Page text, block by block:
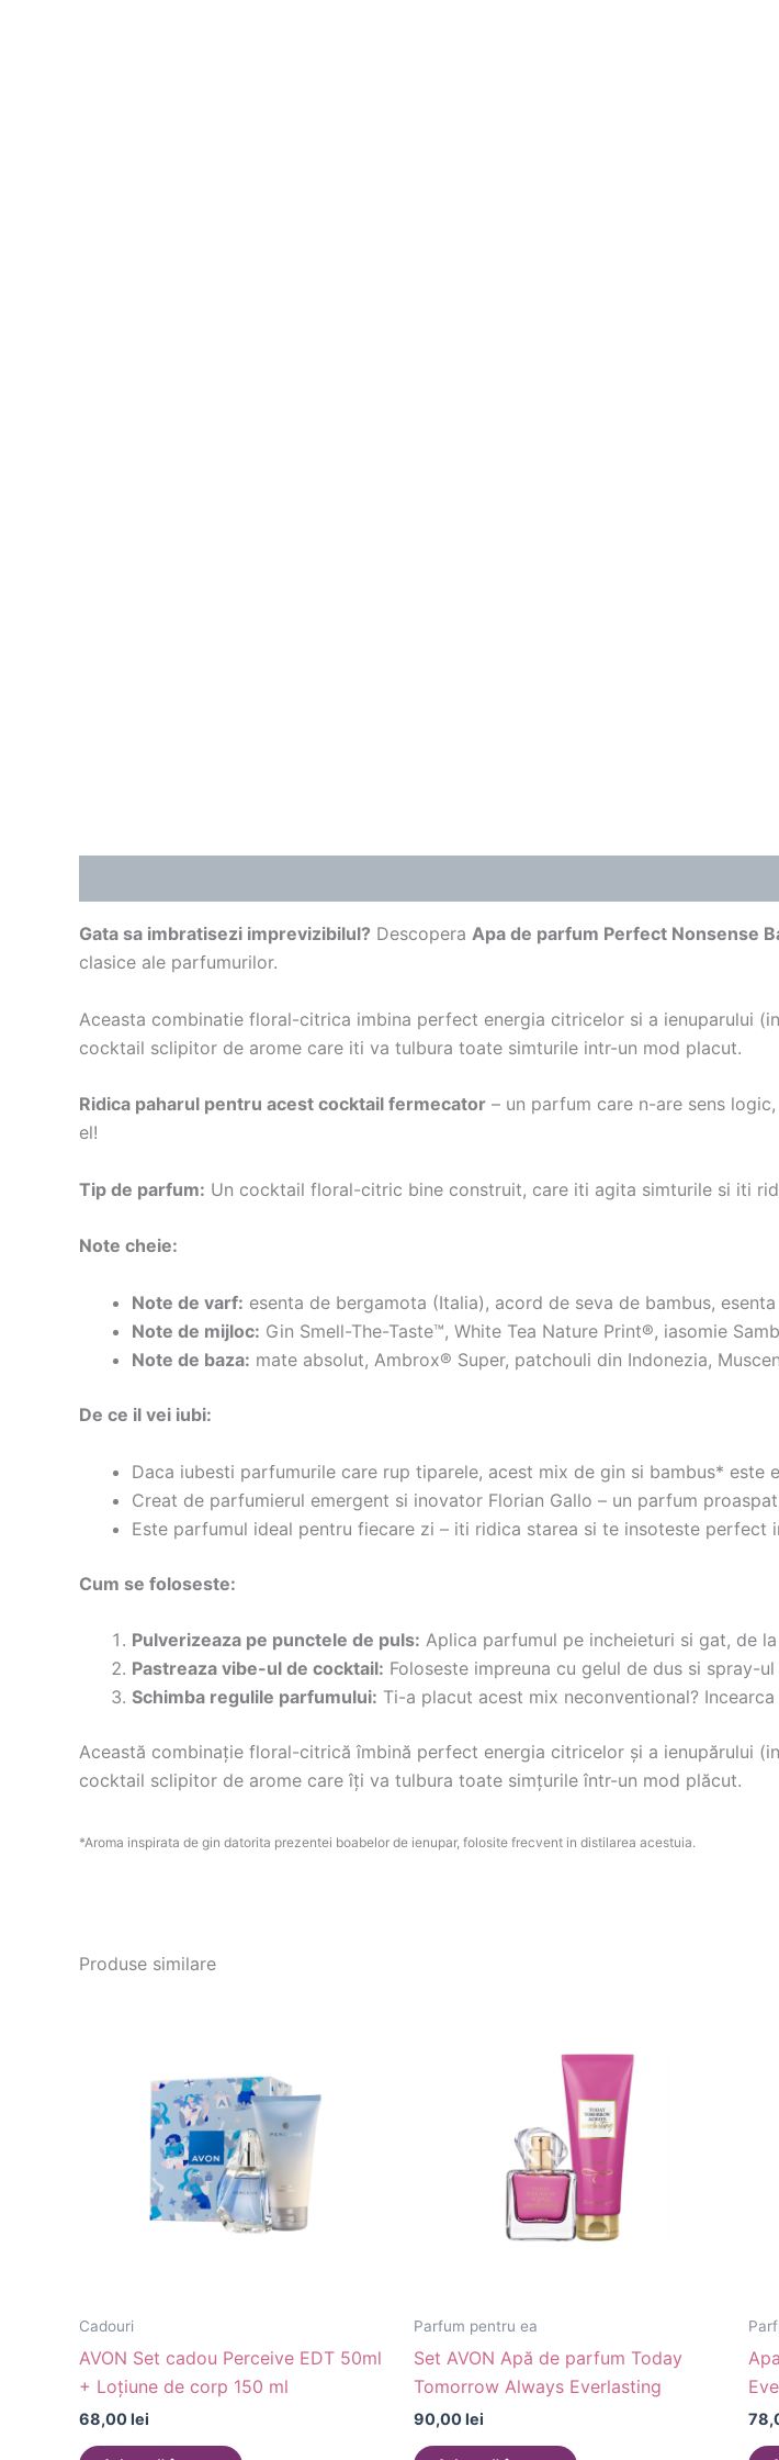
Gata sa imbratisezi imprevizibilul? Descopera Apa de parfum Perfect Nonsense
clasice ale parfumurilor.
Aceasta combinatie floral-citrica imbina perfect energia citricelor si a ienuparului
cocktail sclipitor de arome care iti va tulbura toate simturile intr-un mod placut.
Ridica paharul pentru acest cocktail fermecator – un parfum care n-are sens
el!
Tip de parfum: Un cocktail floral-citric bine construit, care iti agita simturile si iti
Note cheie:
Note de varf: esenta de bergamota (Italia), acord de seva de bambus,
Note de mijloc: Gin Smell-The-Taste™, White Tea Nature Print®, iasomie
Note de baza: mate absolut, Ambrox® Super, patchouli din Indonezia,
De ce il vei iubi:
Daca iubesti parfumurile care rup tiparele, acest mix de gin si bambus*
Creat de parfumierul emergent si inovator Florian Gallo – un parfum
Este parfumul ideal pentru fiecare zi – iti ridica starea si te insoteste perfect
Cum se foloseste:
Pulverizeaza pe punctele de puls: Aplica parfumul pe incheieturi si gat, de
Pastreaza vibe-ul de cocktail: Foloseste impreuna cu gelul de dus si spray-
Schimba regulile parfumului: Ti-a placut acest mix neconventional?
Această combinație floral-citrică îmbină perfect energia citricelor și a ienupărului
cocktail sclipitor de arome care îți va tulbura toate simțurile într-un mod plăcut.
*Aroma inspirata de gin datorita prezentei boabelor de ienupar, folosite frecvent in distilarea acestuia.
Produse similare
Cadouri
AVON Set cadou Perceive EDT 50ml
+ Loțiune de corp 150 ml
68,00lei
Parfum pentru ea
Set AVON Apă de parfum Today
Tomorrow Always Everlasting
90,00lei